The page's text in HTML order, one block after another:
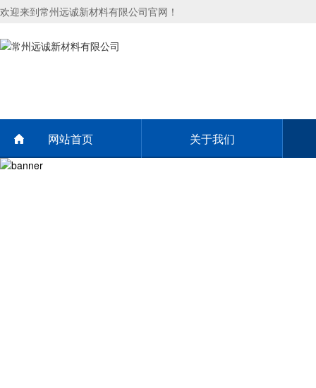
欢迎来到常州远诚新材料有限公司官网！
网站首页 关于我们